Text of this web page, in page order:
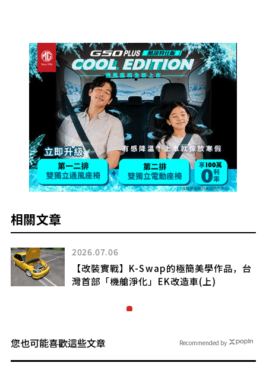
相關文章
2026.07.06
【改裝實戰】K-Swap的極簡美學作品，台
灣首部「機艙淨化」EK改造車(上)
您也可能喜歡這些文章 Recommended by